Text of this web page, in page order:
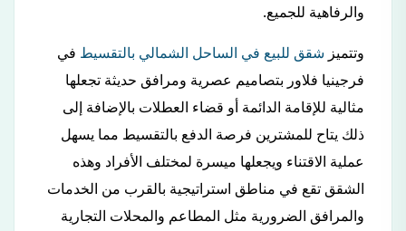
والرفاهية للجميع.
وتتميز شقق للبيع في الساحل الشمالي بالتقسيط في
فرجينيا فلاور بتصاميم عصرية ومرافق حديثة تجعلها
مثالية للإقامة الدائمة أو قضاء العطلات بالإضافة إلى
ذلك يتاح للمشترين فرصة الدفع بالتقسيط مما يسهل
عملية الاقتناء ويجعلها ميسرة لمختلف الأفراد وهذه
الشقق تقع في مناطق استراتيجية بالقرب من الخدمات
والمرافق الضرورية مثل المطاعم والمحلات التجارية